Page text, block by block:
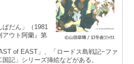
だん」（1981
アウト阿蘭』第
of EAST」、「ロードス島戦記−ファ
記」シリーズ挿絵などがある。